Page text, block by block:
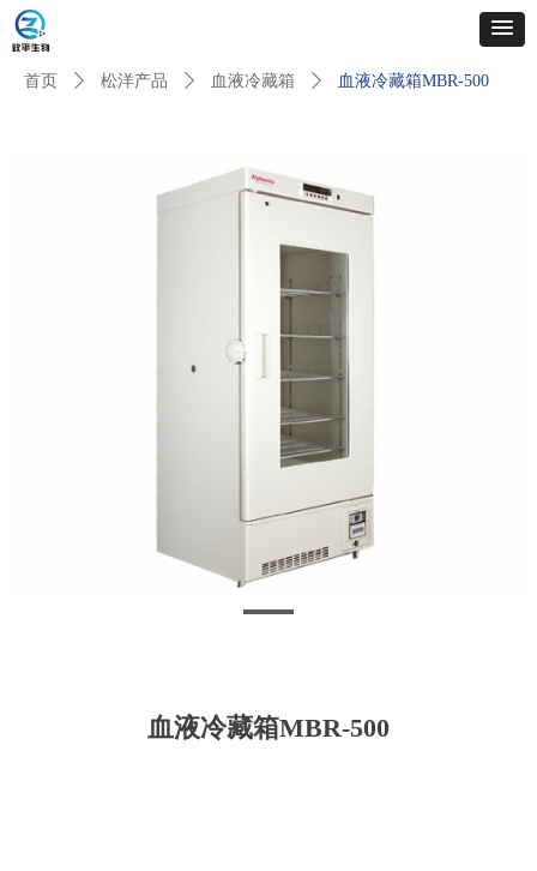
首页 ꄲ 松洋产品 ꄲ 血液冷藏箱 ꄲ 血液冷藏箱MBR-500
血液冷藏箱MBR-500